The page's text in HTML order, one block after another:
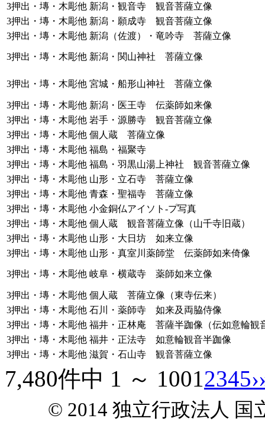
3押出・塼・木彫他 新潟・観音寺 観音菩薩立像
3押出・塼・木彫他 新潟・願成寺 観音菩薩立像
3押出・塼・木彫他 新潟（佐渡）・竜吟寺 菩薩立像
3押出・塼・木彫他 新潟・関山神社 菩薩立像
3押出・塼・木彫他 宮城・船形山神社 菩薩立像
3押出・塼・木彫他 新潟・医王寺 伝薬師如来像
3押出・塼・木彫他 岩手・源勝寺 観音菩薩立像
3押出・塼・木彫他 個人蔵 菩薩立像
3押出・塼・木彫他 福島・福聚寺
3押出・塼・木彫他 福島・羽黒山湯上神社 観音菩薩立像
3押出・塼・木彫他 山形・立石寺 菩薩立像
3押出・塼・木彫他 青森・聖福寺 菩薩立像
3押出・塼・木彫他 小金銅仏アイソト-プ写真
3押出・塼・木彫他 個人蔵 観音菩薩立像（山千寺旧蔵）
3押出・塼・木彫他 山形・大日坊 如来立像
3押出・塼・木彫他 山形・真室川薬師堂 伝薬師如来倚像
3押出・塼・木彫他 岐阜・横蔵寺 薬師如来立像
3押出・塼・木彫他 個人蔵 菩薩立像（東寺伝来）
3押出・塼・木彫他 石川・薬師寺 如来及両脇侍像
3押出・塼・木彫他 福井・正林庵 菩薩半跏像（伝如意輪観
3押出・塼・木彫他 福井・正法寺 如意輪観音半跏像
3押出・塼・木彫他 滋賀・石山寺 観音菩薩立像
7,480件中 1 ～ 10012345›
© 2014 独立行政法人 国